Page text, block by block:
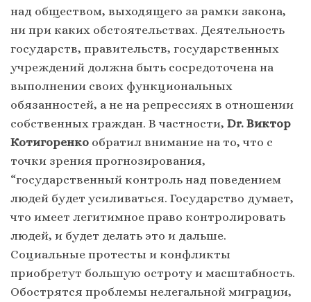
над обществом, выходящего за рамки закона,
ни при каких обстоятельствах. Деятельность
государств, правительств, государственных
учреждений должна быть сосредоточена на
выполнении своих функциональных
обязанностей, а не на репрессиях в отношении
собственных граждан. В частности, Dr. Виктор
Котигоренко обратил внимание на то, что с
точки зрения прогнозирования,
“государственный контроль над поведением
людей будет усиливаться. Государство думает,
что имеет легитимное право контролировать
людей, и будет делать это и дальше.
Социальные протесты и конфликты
приобретут большую остроту и масштабность.
Обострятся проблемы нелегальной миграции,